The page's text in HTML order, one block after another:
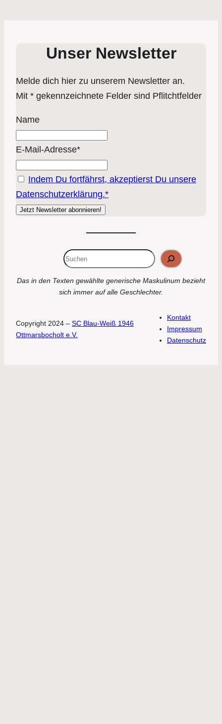
Unser Newsletter
Melde dich hier zu unserem Newsletter an.
Mit * gekennzeichnete Felder sind Pflitchtfelder
Name
E-Mail-Adresse*
Indem Du fortfährst, akzeptierst Du unsere
Datenschutzerklärung.*
Das in den Texten gewählte generische Maskulinum bezieht
sich immer auf alle Geschlechter.
Copyright 2024 – SC Blau-Weiß 1946
Ottmarsbocholt e.V.
Kontakt
Impressum
Datenschutz